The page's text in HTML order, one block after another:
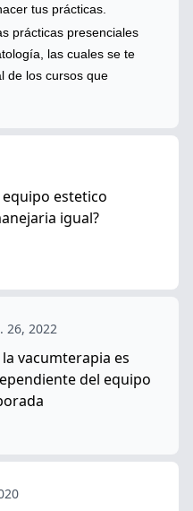
tus prácticas.
prácticas presenciales
las cuales se te
de los cursos que
estetico
igual?
26, 2022
vacumterapia es
del equipo